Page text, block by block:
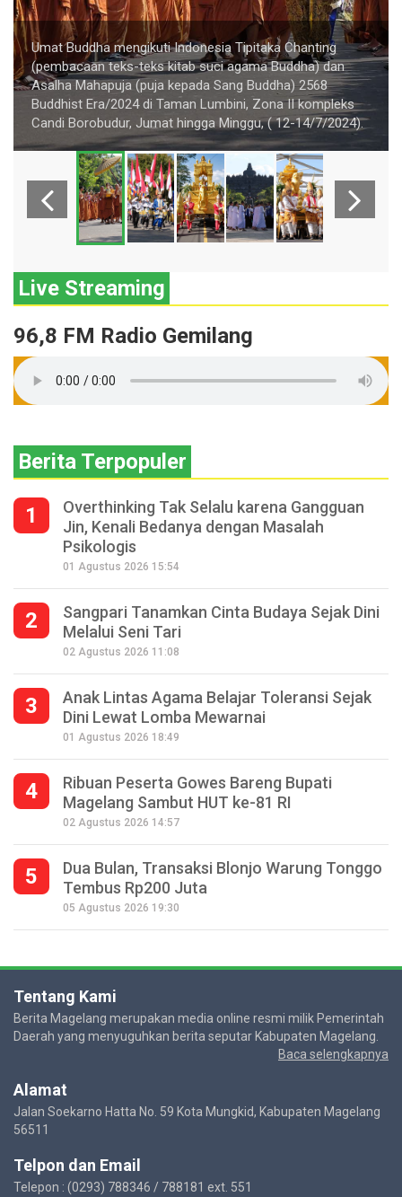
Umat Buddha mengikuti Indonesia Tipitaka Chanting
(pembacaan teks-teks kitab suci agama Buddha) dan
Asalha Mahapuja (puja kepada Sang Buddha) 2568
Buddhist Era/2024 di Taman Lumbini, Zona II kompleks
Candi Borobudur, Jumat hingga Minggu, ( 12-14/7/2024).
Live Streaming
96,8 FM Radio Gemilang
Berita Terpopuler
1
Overthinking Tak Selalu karena Gangguan
Jin, Kenali Bedanya dengan Masalah
Psikologis
01 Agustus 2026 15:54
2
Sangpari Tanamkan Cinta Budaya Sejak Dini
Melalui Seni Tari
02 Agustus 2026 11:08
3
Anak Lintas Agama Belajar Toleransi Sejak
Dini Lewat Lomba Mewarnai
01 Agustus 2026 18:49
4
Ribuan Peserta Gowes Bareng Bupati
Magelang Sambut HUT ke-81 RI
02 Agustus 2026 14:57
5
Dua Bulan, Transaksi Blonjo Warung Tonggo
Tembus Rp200 Juta
05 Agustus 2026 19:30
Tentang Kami
Berita Magelang merupakan media online resmi milik Pemerintah
Daerah yang menyuguhkan berita seputar Kabupaten Magelang.
Baca selengkapnya
Alamat
Jalan Soekarno Hatta No. 59 Kota Mungkid, Kabupaten Magelang
56511
Telpon dan Email
Telepon : (0293) 788346 / 788181 ext. 551